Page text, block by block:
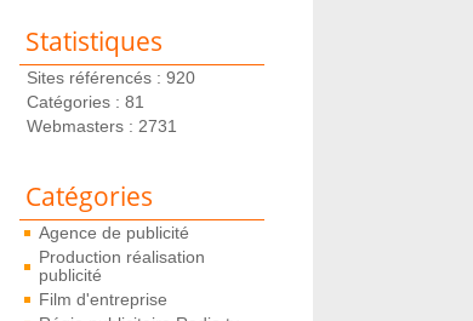
Statistiques
Sites référencés : 920
Catégories : 81
Webmasters : 2731
Catégories
Agence de publicité
Production réalisation
publicité
Film d'entreprise